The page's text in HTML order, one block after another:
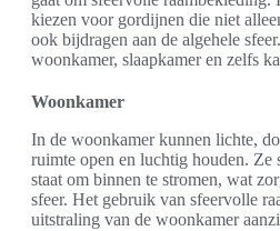
kiezen voor gordijnen die niet
ook bijdragen aan de algehele
woonkamer, slaapkamer en zelfs
Woonkamer
In de woonkamer kunnen lichte,
ruimte open en luchtig houden.
staat om binnen te stromen, wat
sfeer. Het gebruik van sfeervolle
uitstraling van de woonkamer